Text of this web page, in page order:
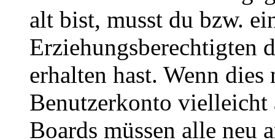
alt bist, musst du bzw.
Erziehungsberechtigten
erhalten hast. Wenn
Benutzerkonto
Boards müssen alle neu